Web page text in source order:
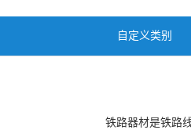
自定义类别
铁路器材是铁路线